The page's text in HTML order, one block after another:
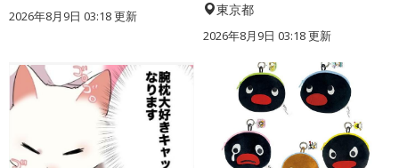
2026年8月9日 03:18更新 東京都
2026年8月9日 03:18更新